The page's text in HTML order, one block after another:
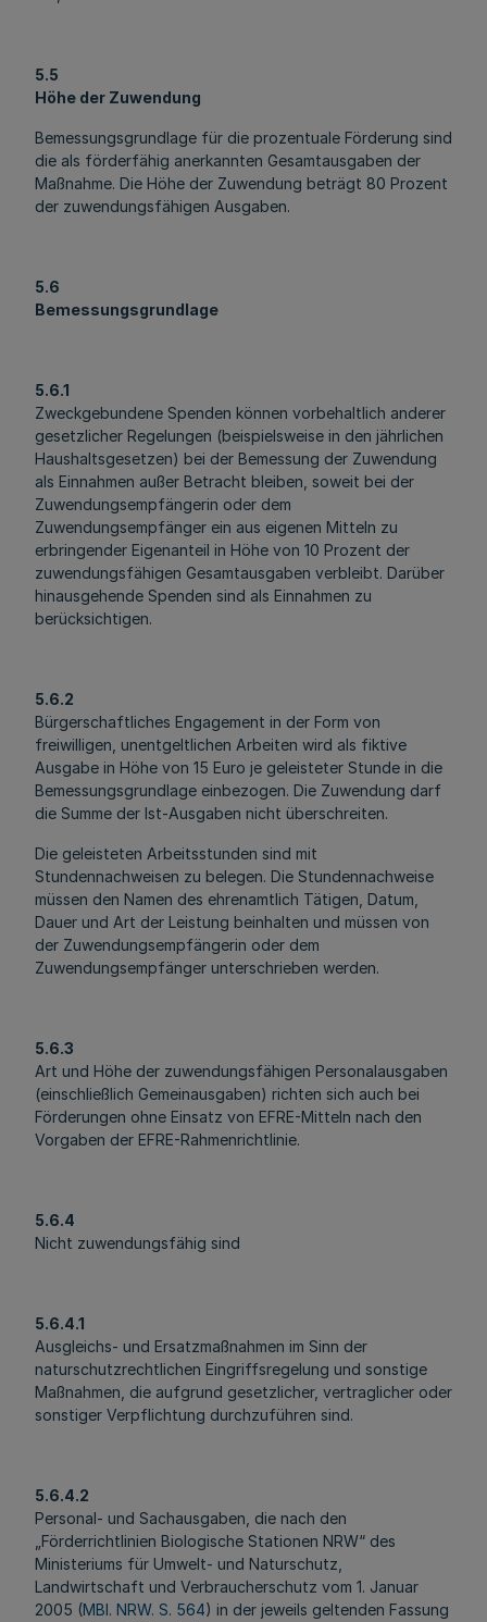
5.5
Höhe der Zuwendung
Bemessungsgrundlage für die prozentuale Förderung sind
die als förderfähig anerkannten Gesamtausgaben der
Maßnahme. Die Höhe der Zuwendung beträgt 80 Prozent
der zuwendungsfähigen Ausgaben.
5.6
Bemessungsgrundlage
5.6.1
Zweckgebundene Spenden können vorbehaltlich anderer
gesetzlicher Regelungen (beispielsweise in den jährlichen
Haushaltsgesetzen) bei der Bemessung der Zuwendung
als Einnahmen außer Betracht bleiben, soweit bei der
Zuwendungsempfängerin oder dem
Zuwendungsempfänger ein aus eigenen Mitteln zu
erbringender Eigenanteil in Höhe von 10 Prozent der
zuwendungsfähigen Gesamtausgaben verbleibt. Darüber
hinausgehende Spenden sind als Einnahmen zu
berücksichtigen.
5.6.2
Bürgerschaftliches Engagement in der Form von
freiwilligen, unentgeltlichen Arbeiten wird als fiktive
Ausgabe in Höhe von 15 Euro je geleisteter Stunde in die
Bemessungsgrundlage einbezogen. Die Zuwendung darf
die Summe der Ist-Ausgaben nicht überschreiten.
Die geleisteten Arbeitsstunden sind mit
Stundennachweisen zu belegen. Die Stundennachweise
müssen den Namen des ehrenamtlich Tätigen, Datum,
Dauer und Art der Leistung beinhalten und müssen von
der Zuwendungsempfängerin oder dem
Zuwendungsempfänger unterschrieben werden.
5.6.3
Art und Höhe der zuwendungsfähigen Personalausgaben
(einschließlich Gemeinausgaben) richten sich auch bei
Förderungen ohne Einsatz von EFRE-Mitteln nach den
Vorgaben der EFRE-Rahmenrichtlinie.
5.6.4
Nicht zuwendungsfähig sind
5.6.4.1
Ausgleichs- und Ersatzmaßnahmen im Sinn der
naturschutzrechtlichen Eingriffsregelung und sonstige
Maßnahmen, die aufgrund gesetzlicher, vertraglicher oder
sonstiger Verpflichtung durchzuführen sind.
5.6.4.2
Personal- und Sachausgaben, die nach den
„Förderrichtlinien Biologische Stationen NRW“ des
Ministeriums für Umwelt- und Naturschutz,
Landwirtschaft und Verbraucherschutz vom 1. Januar
2005 (MBl. NRW. S. 564) in der jeweils geltenden Fassung